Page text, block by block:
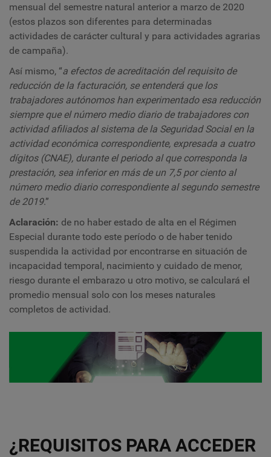
mensual del semestre natural anterior a marzo de 2020
(estos plazos son diferentes para determinadas
actividades de carácter cultural y para actividades agrarias
de campaña).
Así mismo, “a efectos de acreditación del requisito de
reducción de la facturación, se entenderá que los
trabajadores autónomos han experimentado esa reducción
siempre que el número medio diario de trabajadores con
actividad afiliados al sistema de la Seguridad Social en la
actividad económica correspondiente, expresada a cuatro
dígitos (CNAE), durante el periodo al que corresponda la
prestación, sea inferior en más de un 7,5 por ciento al
número medio diario correspondiente al segundo semestre
de 2019.”
Aclaración: de no haber estado de alta en el Régimen
Especial durante todo este período o de haber tenido
suspendida la actividad por encontrarse en situación de
incapacidad temporal, nacimiento y cuidado de menor,
riesgo durante el embarazo u otro motivo, se calculará el
promedio mensual solo con los meses naturales
completos de actividad.
¿REQUISITOS PARA ACCEDER